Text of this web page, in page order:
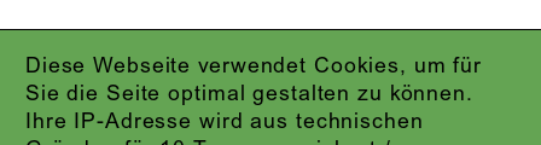
Diese Webseite verwendet Cookies, um für
Sie die Seite optimal gestalten zu können.
Ihre IP-Adresse wird aus technischen
IMPRESSUM
DATENSCHUTZ
AGB